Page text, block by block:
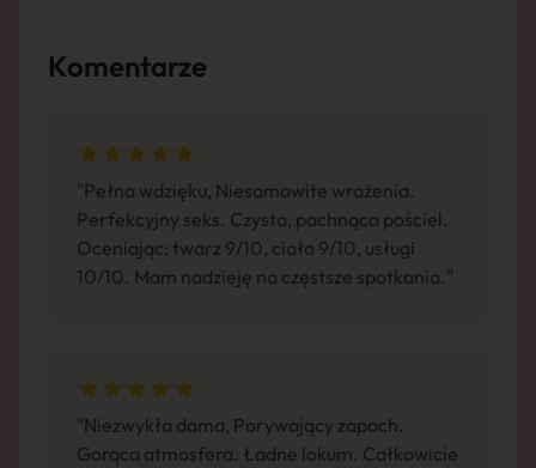
Komentarze
"Pełna wdzięku, Niesamowite wrażenia.
Perfekcyjny seks. Czysta, pachnąca pościel.
Oceniając: twarz 9/10, ciało 9/10, usługi
10/10. Mam nadzieję na częstsze spotkania."
"Niezwykła dama, Porywający zapach.
Gorąca atmosfera. Ładne lokum. Całkowicie